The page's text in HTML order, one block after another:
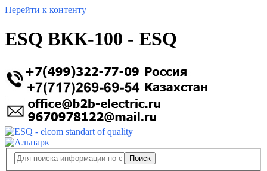
Перейти к контенту
ESQ ВКК-100 - ESQ
Поиск